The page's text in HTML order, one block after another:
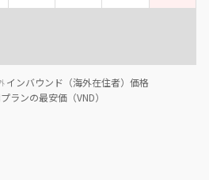
インバウンド（海外在住者）価格
ランの最安価（VND）